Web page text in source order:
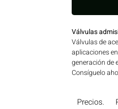
Válvulas
Válvulas de
aplicaciones
generación de
Consíguelo
Precios.